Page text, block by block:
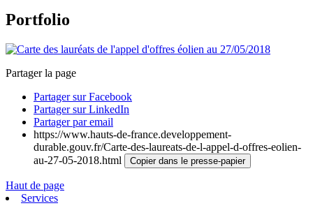
Portfolio
Partager la page
Partager sur Facebook
Partager sur LinkedIn
Partager par email
https://www.hauts-de-france.developpement-
durable.gouv.fr/Carte-des-laureats-de-l-appel-d-offres-eolien-
au-27-05-2018.html
Copier dans le presse-papier
Haut de page
Services